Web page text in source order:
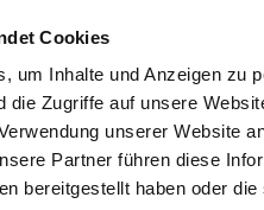
Cookies
um Inhalte und Anzeigen zu
die Zugriffe auf unsere
unserer Website
Partner führen diese
bereitgestellt haben oder